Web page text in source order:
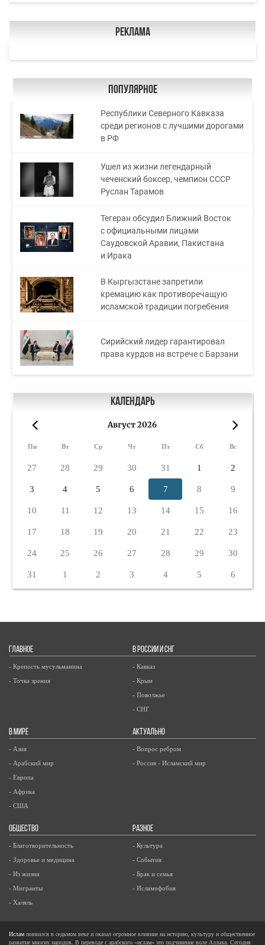
Реклама
Популярное
Республики Северного Кавказа
среди регионов с лучшими дорогами
в РФ
Ушел из жизни легендарный
чеченский боксер, чемпион СССР
Руслан Тарамов
Тегеран обсудил Ближний Восток
с официальными лицами
Саудовской Аравии, Пакистана
и Ирака
В Кыргызстане запретили
кремацию как противоречащую
исламской традиции погребения
Сирийский лидер гарантировал
права курдов на встрече с Барзани
Календарь
Август 2026
Пн Вт Ср Чт Пт Сб Вс
27 28 29 30 31 1 2
3 4 5 6 7 8 9
10 11 12 13 14 15 16
17 18 19 20 21 22 23
24 25 26 27 28 29 30
31 1 2 3 4 5 6
ГЛАВНОЕ
- Крепость мусульманина
- Точка зрения
В РОССИИ И СНГ
- Кавказ
- Крым
- Поволжье
- СНГ
В МИРЕ
- Азия
- Арабский мир
- Европа
- Африка
- США
АКТУАЛЬНО
- Вопрос ребром
- Россия - Исламский мир
ОБЩЕСТВО
- Благотворительность
- Здоровье и медицина
- Из жизни
- Мигранты
- Халяль
РАЗНОЕ
- Культура
- События
- Брак и семья
- Исламофобия
Ислам появился в седьмом веке и оказал огромное влияние на историю, культуру и общественное
развитие многих народов. В переводе с арабского «ислам» это подчинение воле Аллаха. Сегодня